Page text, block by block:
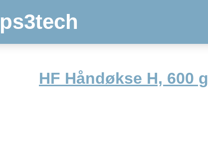
ps3tech
HF Håndøkse H, 600 g